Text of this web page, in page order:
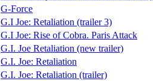
G-Force
G.I Joe: Retaliation (trailer 3)
G.I Joe: Rise of Cobra. Paris Attack
G.I. Joe Retaliation (new trailer)
G.I. Joe: Retaliation
G.I. Joe: Retaliation (trailer)